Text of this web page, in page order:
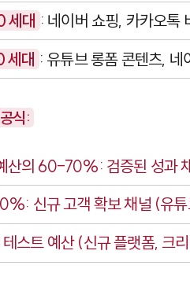
세대 : 네이버 쇼핑, 카카오톡
세대 : 유튜브 롱폼 콘텐츠,
식:
산의 60-70%: 검증된 성과
신규 고객 확보 채널 (유튜
스트 예산 (신규 플랫폼, 크